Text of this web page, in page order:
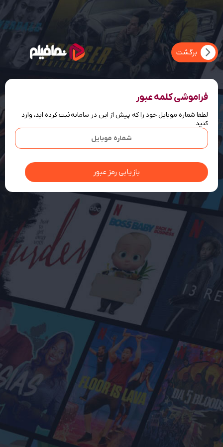
فراموشی کلمه عبور
لطفا شماره موبایل خود را که پیش از این در سامانه ثبت کرده اید، وارد
کنید: